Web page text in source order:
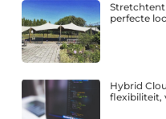
perfecte
Hybrid
flexibiliteit,